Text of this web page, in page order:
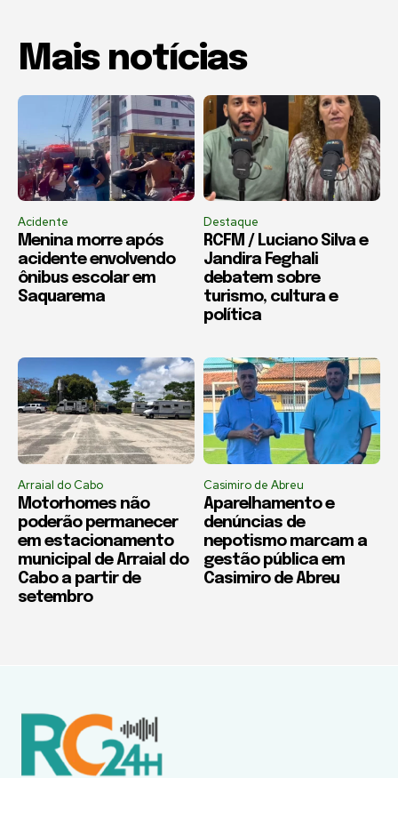
Mais notícias
Acidente
Menina morre após
acidente envolvendo
ônibus escolar em
Saquarema
Destaque
RCFM / Luciano Silva e
Jandira Feghali
debatem sobre
turismo, cultura e
política
Arraial do Cabo
Motorhomes não
poderão permanecer
em estacionamento
municipal de Arraial do
Cabo a partir de
setembro
Casimiro de Abreu
Aparelhamento e
denúncias de
nepotismo marcam a
gestão pública em
Casimiro de Abreu